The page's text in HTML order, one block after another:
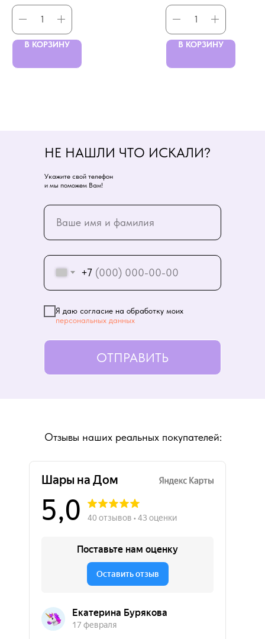
В КОРЗИНУ В КОРЗИНУ
+7
Я даю согласие на обработку моих
персональных данных
ОТПРАВИТЬ
НЕ НАШЛИ ЧТО ИСКАЛИ?
Укажите свой телефон
и мы поможем Вам!
Отзывы наших реальных покупателей: